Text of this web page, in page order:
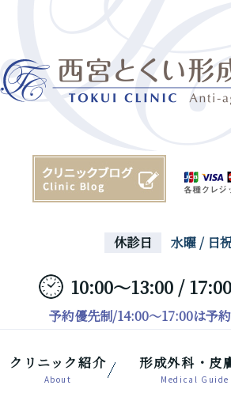
休診日 水曜 / 日
10:00～13:00 /
予約優先制/14:00～17:00は予
クリニック紹介 形成外科・皮